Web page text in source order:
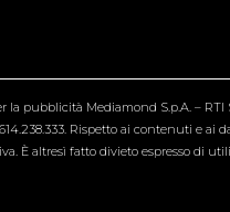
pubblicità Mediamond S.p.A. – RTI
Rispetto ai contenuti e ai
È altresì fatto divieto espresso di